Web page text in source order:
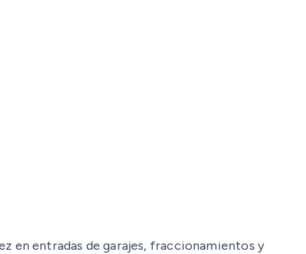
en entradas de garajes, fraccionamientos y